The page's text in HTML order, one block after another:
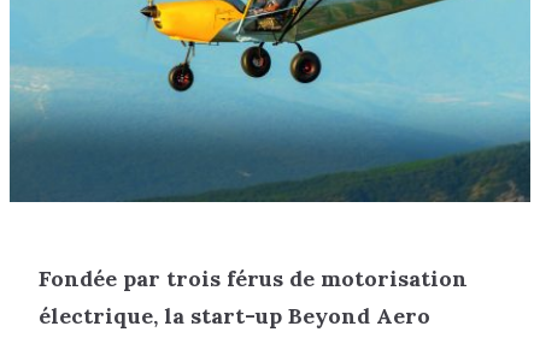
Fondée par trois férus de motorisation
électrique, la start-up Beyond Aero